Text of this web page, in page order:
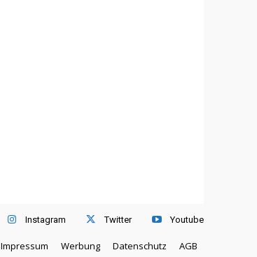
Instagram Twitter Youtube
Impressum Werbung Datenschutz AGB